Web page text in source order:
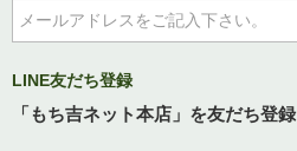
LINE友だち登録
「もち吉ネット本店」を友だち登録